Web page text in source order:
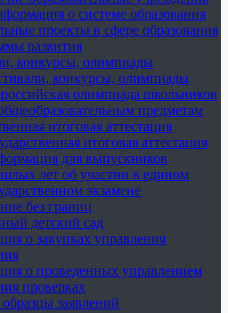
о системе образования
проекты в сфере образования
развития
конкурсы, олимпиады
конкурсы, олимпиады
олимпиада школьников
предметам
итоговая аттестация
итоговая аттестация
для выпускников
лет об участии в едином
экзамене
без границ
детский сад
о закупках управления
о проведенных управлением
проверках
заявлений